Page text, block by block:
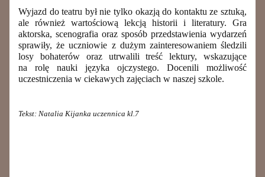
Wyjazd do teatru był nie tylko okazją do kontaktu ze sztuką,
ale również wartościową lekcją historii i literatury. Gra
aktorska, scenografia oraz sposób przedstawienia wydarzeń
sprawiły, że uczniowie z dużym zainteresowaniem śledzili
losy bohaterów oraz utrwalili treść lektury, wskazujące
na rolę nauki języka ojczystego. Docenili możliwość
uczestniczenia w ciekawych zajęciach w naszej szkole.
Tekst: Natalia Kijanka uczennica kl.7